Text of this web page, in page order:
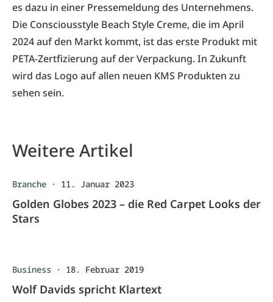
es dazu in einer Pressemeldung des Unternehmens.
Die Consciousstyle Beach Style Creme, die im April
2024 auf den Markt kommt, ist das erste Produkt mit
PETA-Zertfizierung auf der Verpackung. In Zukunft
wird das Logo auf allen neuen KMS Produkten zu
sehen sein.
Weitere Artikel
Branche · 11. Januar 2023
Golden Globes 2023 – die Red Carpet Looks der
Stars
Business · 18. Februar 2019
Wolf Davids spricht Klartext